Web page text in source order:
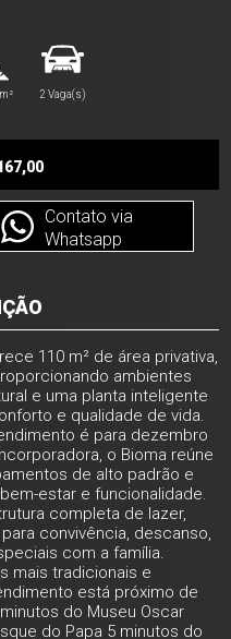
2 Vaga(s)
Contato via
Whatsapp
110 m² de área privativa,
ambientes
e uma planta inteligente
e qualidade de vida.
é para dezembro
o Bioma reúne
de alto padrão e
estar e funcionalidade.
completa de lazer,
convivência, descanso,
com a família.
mais tradicionais e
está próximo de
do Museu Oscar
do Papa 5 minutos do